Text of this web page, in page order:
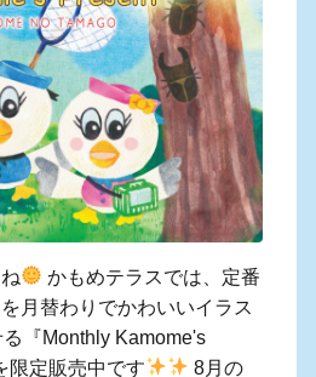
かもめテラスでは、定番
月替わりでかわいいイラス
『Monthly Kamome's
限定販売中です
8月の